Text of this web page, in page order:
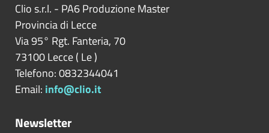
Clio s.r.l. - PA6 Produzione Master
Provincia di Lecce
Via 95° Rgt. Fanteria, 70
73100Lecce( Le)
Telefono: 0832344041
Email: info@clio.it
Newsletter